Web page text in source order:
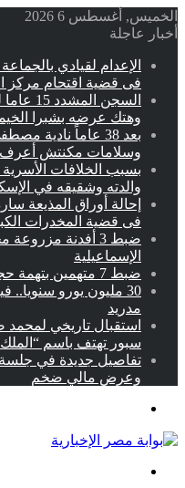
الخميس, أغسطس 6 2026
أخبار عاجلة
الإعدام لقيادي
فى قضية اقتحام مركز
السجن
وهتك عرضه بشبرا
بعد 38 عاماً
وسلامات مكنتش أعرف
بسبب الخلافات
والدته وشقيقه في
فى قضية المخدرات
الإسماعيلية
ضبط 7 متهمين بتهمة حجب السجائر المهربة تمهيدًا لبيعها
30 مليون يورو
مدريد
استقبال تاريخي
سبور تهتف باسم
تفاصيل جديدة في
وعرض مالي ضخم